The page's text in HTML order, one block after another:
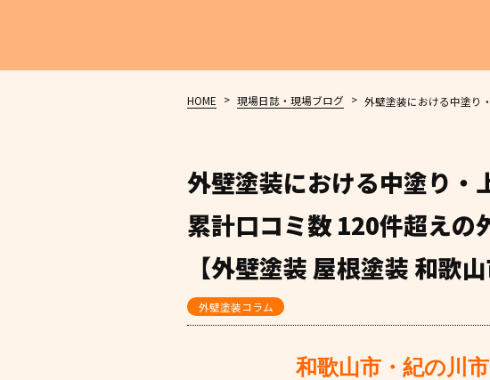
HOME > 現場日誌・現場ブログ > 外壁塗装における中塗り
外壁塗装における中塗り・
累計口コミ数 120件超えの
【外壁塗装 屋根塗装 和歌
外壁塗装コラム
和歌山市・紀の川